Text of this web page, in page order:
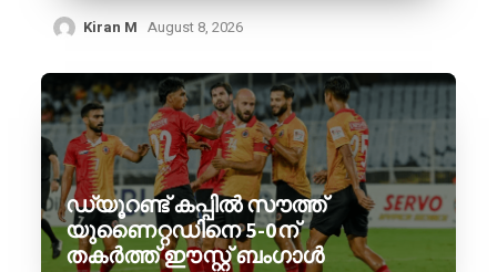
Kiran M August 8, 2026
ഡ്യൂറണ്ട് കപ്പിൽ സൗത്ത്
യുണൈറ്റഡിനെ 5-0ന്
തകർത്ത് ഈസ്റ്റ് ബംഗാൾ